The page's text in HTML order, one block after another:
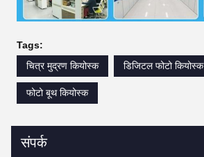
Tags:
चित्र मुद्रण कियोस्क
डिजिटल फोटो कियोस्क
फोटो बूथ कियोस्क
संपर्क